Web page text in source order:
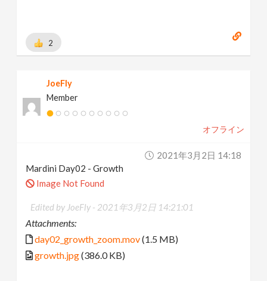
2
JoeFly
Member
オフライン
2021年3月2日 14:18
Mardini Day02 - Growth
Image Not Found
Edited by JoeFly - 2021年3月2日 14:21:01
Attachments:
day02_growth_zoom.mov(1.5 MB)
growth.jpg(386.0 KB)